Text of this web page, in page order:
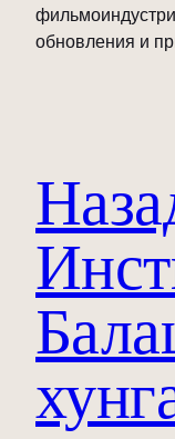
обновления и